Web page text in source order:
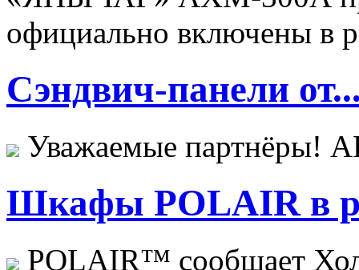
официально включены в
Сэндвич-панели
Уважаемые
Шкафы POLAIR в
POLAIR™ сообщает